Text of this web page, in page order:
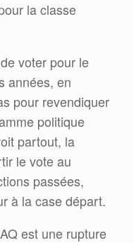
la classe
voter pour le
années, en
pour revendiquer
politique
partout, la
le vote au
passées,
à la case départ.
est une rupture